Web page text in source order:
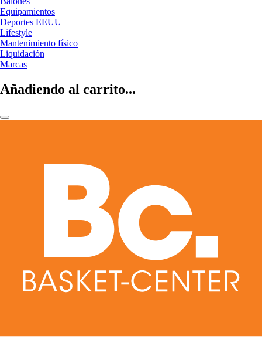
Equipamientos
Deportes EEUU
Lifestyle
Mantenimiento físico
Liquidación
Marcas
Añadiendo al carrito...